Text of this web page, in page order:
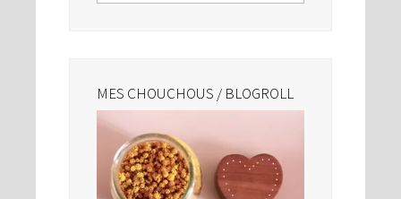
MES CHOUCHOUS / BLOGROLL